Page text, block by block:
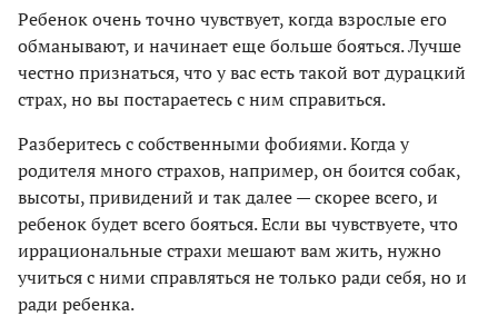
Ребенок очень точно чувствует, когда взрослые его
обманывают, и начинает еще больше бояться. Лучше
честно признаться, что у вас есть такой вот дурацкий
страх, но вы постараетесь с ним справиться.
Разберитесь с собственными фобиями. Когда у
родителя много страхов, например, он боится собак,
высоты, привидений и так далее — скорее всего, и
ребенок будет всего бояться. Если вы чувствуете, что
иррациональные страхи мешают вам жить, нужно
учиться с ними справляться не только ради себя, но и
ради ребенка.